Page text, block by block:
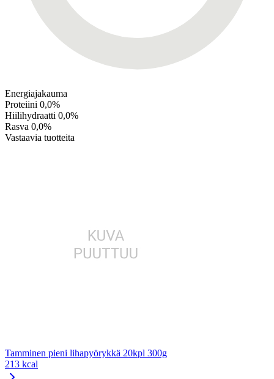
Energiajakauma
Proteiini 0,0%
Hiilihydraatti 0,0%
Rasva 0,0%
Vastaavia tuotteita
Tamminen pieni lihapyörykkä 20kpl 300g
213 kcal